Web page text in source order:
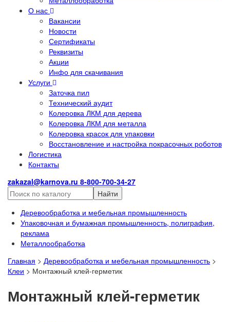
О нас
Вакансии
Новости
Сертификаты
Реквизиты
Акции
Инфо для скачивания
Услуги
Заточка пил
Технический аудит
Колеровка ЛКМ для дерева
Колеровка ЛКМ для металла
Колеровка красок для упаковки
Восстановление и настройка покрасочных роботов
Логистика
Контакты
zakazal@karnova.ru 8-800-700-34-27
Найти
Деревообработка и мебельная промышленность
Упаковочная и бумажная промышленность, полиграфия,
реклама
Металлообработка
Главная > Деревообработка и мебельная промышленность >
Клеи > Монтажный клей-герметик
Монтажный клей-герметик